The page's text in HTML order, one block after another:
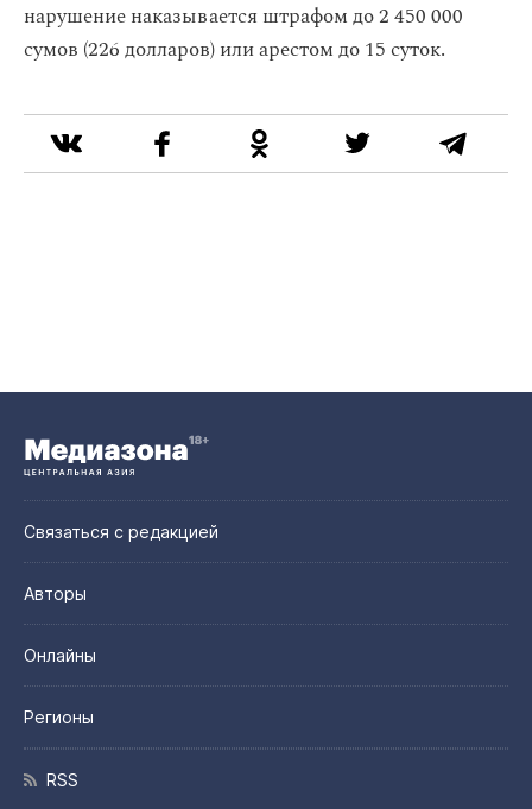
нарушение наказывается штрафом до 2 450 000
сумов (226 долларов) или арестом до 15 суток.
Связаться с редакцией
Авторы
Онлайны
Регионы
RSS